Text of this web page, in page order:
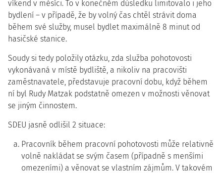
víkend v měsíci. To v konečném důsledku limitovalo i jeho
bydlení – v případě, že by volný čas chtěl strávit doma
během své služby, musel bydlet maximálně 8 minut od
hasičské stanice.
Soudy si tedy položily otázku, zda služba pohotovosti
vykonávaná v místě bydliště, a nikoliv na pracovišti
zaměstnavatele, představuje pracovní dobu, když během
ní byl Rudy Matzak podstatně omezen v možnosti věnovat
se jiným činnostem.
SDEU jasně odlišil 2 situace:
Pracovník během pracovní pohotovosti může relativně
volně nakládat se svým časem (případně s menšími
omezeními) a věnovat se vlastním zájmům. V takovém